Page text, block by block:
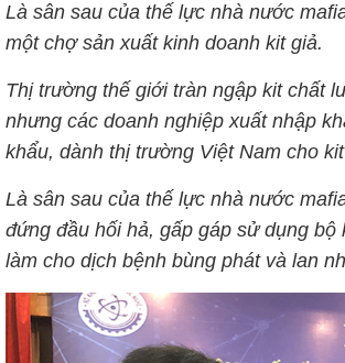
Là sân sau của thế lực nhà nước
một chợ sản xuất kinh doanh kit giả.
Thị trường thế giới tràn ngập kit chất
nhưng các doanh nghiệp xuất nhập
khẩu, dành thị trường Việt Nam cho
Là sân sau của thế lực nhà nước
đứng đầu hối hả, gấp gáp sử dụng
làm cho dịch bệnh bùng phát và lan